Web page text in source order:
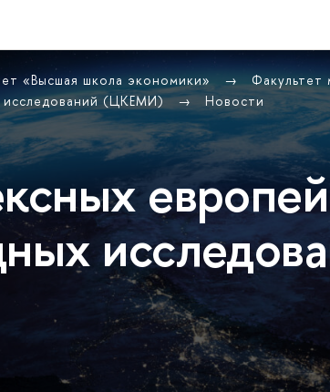
«Высшая школа экономики»
исследований (ЦКЕМИ)
Новости